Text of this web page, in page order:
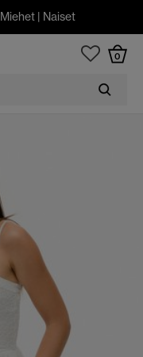
Miehet | Naiset
0